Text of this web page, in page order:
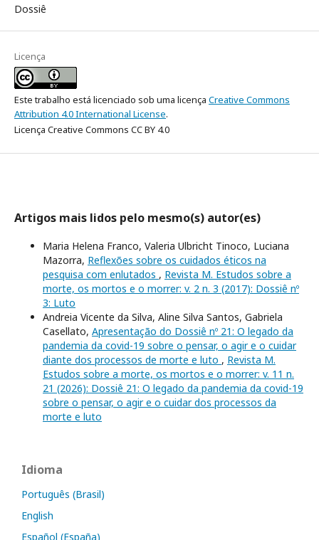
Dossiê
Licença
Este trabalho está licenciado sob uma licença Creative Commons
Attribution 4.0 International License.
Licença Creative Commons CC BY 4.0
Artigos mais lidos pelo mesmo(s) autor(es)
Maria Helena Franco, Valeria Ulbricht Tinoco, Luciana
Mazorra, Reflexões sobre os cuidados éticos na
pesquisa com enlutados , Revista M. Estudos sobre a
morte, os mortos e o morrer: v. 2 n. 3 (2017): Dossiê nº
3: Luto
Andreia Vicente da Silva, Aline Silva Santos, Gabriela
Casellato, Apresentação do Dossiê nº 21: O legado da
pandemia da covid-19 sobre o pensar, o agir e o cuidar
diante dos processos de morte e luto , Revista M.
Estudos sobre a morte, os mortos e o morrer: v. 11 n.
21 (2026): Dossiê 21: O legado da pandemia da covid-19
sobre o pensar, o agir e o cuidar dos processos da
morte e luto
Idioma
Português (Brasil)
English
Español (España)